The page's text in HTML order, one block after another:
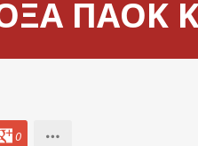
ΠΑΟΚ
0